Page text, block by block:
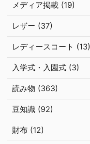
メディア掲載 (19)
レザー (37)
レディースコート (13)
入学式・入園式 (3)
読み物 (363)
豆知識 (92)
財布 (12)